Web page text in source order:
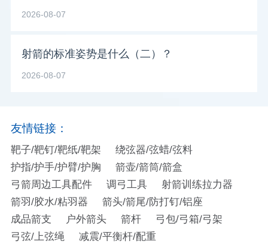
2026-08-07
射箭的标准姿势是什么（二）？
2026-08-07
友情链接：
靶子/靶钉/靶纸/靶架
绕弦器/弦蜡/弦料
护指/护手/护臂/护胸
箭壶/箭筒/箭盒
弓箭周边工具配件
调弓工具
射箭训练拉力器
箭羽/胶水/粘羽器
箭头/箭尾/防打钉/铝座
成品箭支
户外箭头 箭杆
弓包/弓箱/弓架
弓弦/上弦绳
减震/平衡杆/配重